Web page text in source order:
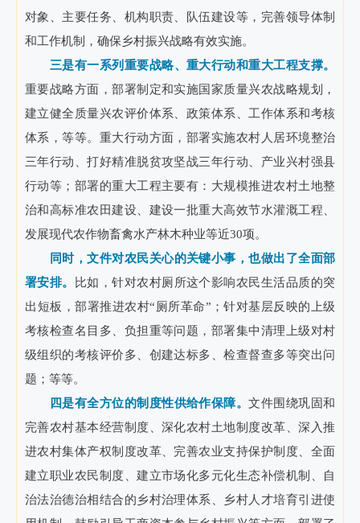
对象、主要任务、机构职责、队伍建设等，完善领导体制
和工作机制，确保乡村振兴战略有效实施。
三是有一系列重要战略、重大行动和重大工程支撑。
重要战略方面，部署制定和实施国家质量兴农战略规划，
建立健全质量兴农评价体系、政策体系、工作体系和考核
体系，等等。重大行动方面，部署实施农村人居环境整治
三年行动、打好精准脱贫攻坚战三年行动、产业兴村强县
行动等；部署的重大工程主要有：大规模推进农村土地整
治和高标准农田建设、建设一批重大高效节水灌溉工程、
发展现代农作物畜禽水产林木种业等近30项。
同时，文件对农民关心的关键小事，也做出了全面部
署安排。
比如，针对农村厕所这个影响农民生活品质的突
出短板，部署推进农村“厕所革命”；针对基层反映的上级
考核检查名目多、负担重等问题，部署集中清理上级对村
级组织的考核评价多、创建达标多、检查督查多等突出问
题；等等。
四是有全方位的制度性供给作保障。文件围绕巩固和
完善农村基本经营制度、深化农村土地制度改革、深入推
进农村集体产权制度改革、完善农业支持保护制度、全面
建立职业农民制度、建立市场化多元化生态补偿机制、自
治法治德治相结合的乡村治理体系、乡村人才培育引进使